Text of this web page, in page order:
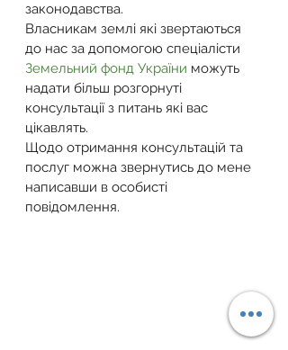
законодавства.
Власникам землі які звертаються
до нас за допомогою спеціалісти
Земельний фонд України можуть
надати більш розгорнуті
консультації з питань які вас
цікавлять.
Щодо отримання консультацій та
послуг можна звернутись до мене
написавши в особисті
повідомлення.